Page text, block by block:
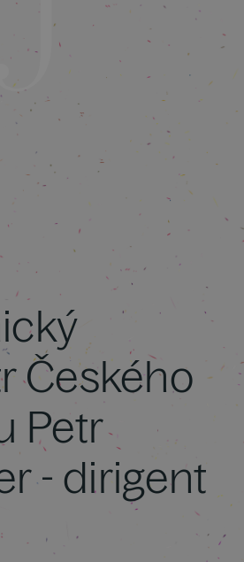
Českého
Petr
- dirigent